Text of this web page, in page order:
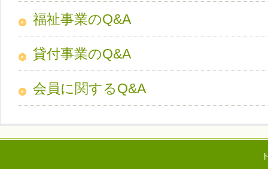
福祉事業のQ&A
貸付事業のQ&A
会員に関するQ&A